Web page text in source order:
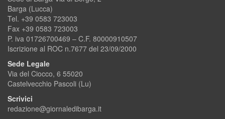
Barga (Lucca)
Tel. +39 0583 723003
Fax +39 0583 723003
P. iva 01726700469 – C.F. 80000910507
Iscrizione al ROC n.7677 del 23/09/2000
Sede Legale
Via del Ciocco, 6 55020
Castelvecchio Pascoli (Lu)
Scrivici
redazione@giornaledibarga.it